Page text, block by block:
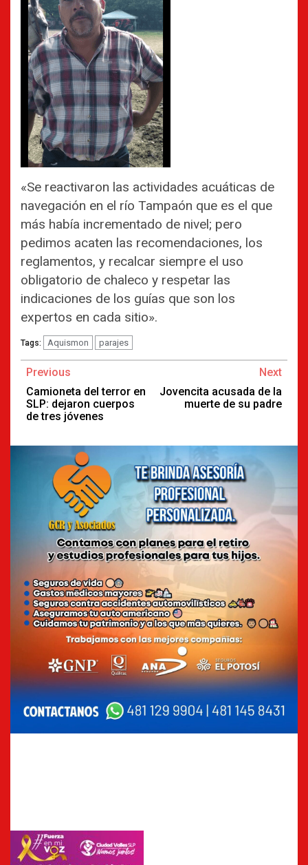
«Se reactivaron las actividades acuáticas de
navegación en el río Tampaón que es el que
más había incrementado de nivel; pero
pedimos acaten las recomendaciones, los
reglamentos, y recalcar siempre el uso
obligatorio de chaleco y respetar las
indicaciones de los guías que son los
expertos en cada sitio».
Tags: Aquismon parajes
Continue
Reading
Previous
Camioneta del terror en
SLP: dejaron cuerpos
de tres jóvenes
Next
Jovencita acusada de la
muerte de su padre